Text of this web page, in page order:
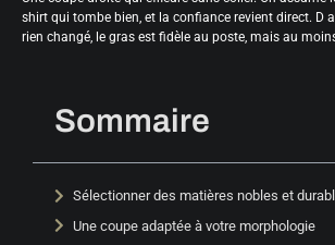
shirt qui tombe bien, et la confiance revient direct. D
rien changé, le gras est fidèle au poste, mais au
Sommaire
Sélectionner des matières nobles et
Une coupe adaptée à votre morphologie